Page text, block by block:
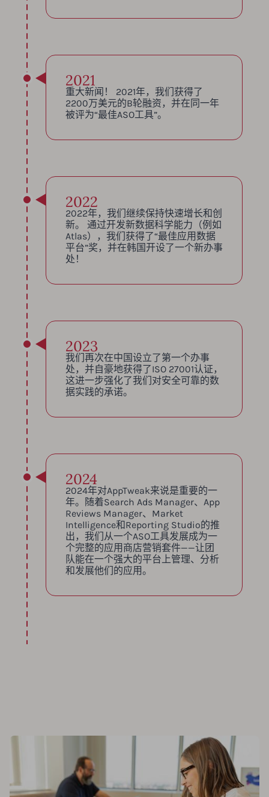
2021
重大新闻！ 2021年，我们获得了
2200万美元的B轮融资，并在同一年
被评为“最佳ASO工具”。
2022
2022年，我们继续保持快速增长和创
新。 通过开发新数据科学能力（例如
Atlas），我们获得了“最佳应用数据
平台”奖，并在韩国开设了一个新办事
处！
2023
我们再次在中国设立了第一个办事
处，并自豪地获得了ISO 27001认证，
这进一步强化了我们对安全可靠的数
据实践的承诺。
2024
2024年对AppTweak来说是重要的一
年。随着Search Ads Manager、App
Reviews Manager、Market
Intelligence和Reporting Studio的推
出，我们从一个ASO工具发展成为一
个完整的应用商店营销套件——让团
队能在一个强大的平台上管理、分析
和发展他们的应用。